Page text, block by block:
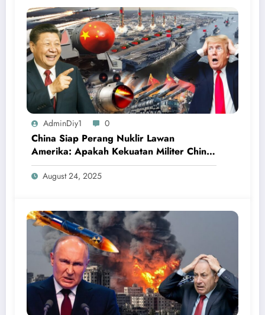
AdminDiy1 0
China Siap Perang Nuklir Lawan
Amerika: Apakah Kekuatan Militer China
Mampu Mengalahkan AS?
August 24, 2025